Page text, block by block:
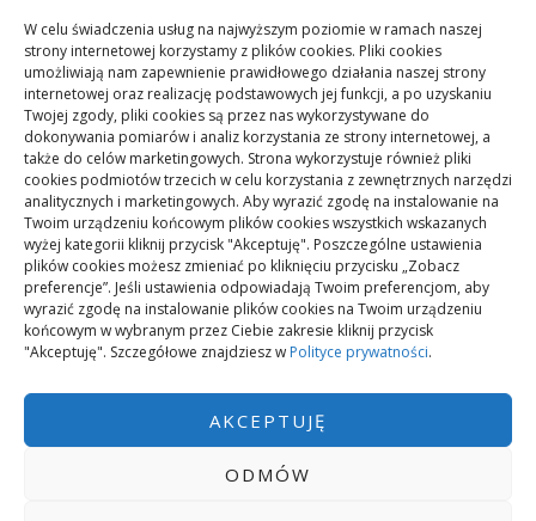
W celu świadczenia usług na najwyższym poziomie w ramach naszej
strony internetowej korzystamy z plików cookies. Pliki cookies
umożliwiają nam zapewnienie prawidłowego działania naszej strony
internetowej oraz realizację podstawowych jej funkcji, a po uzyskaniu
Twojej zgody, pliki cookies są przez nas wykorzystywane do
dokonywania pomiarów i analiz korzystania ze strony internetowej, a
także do celów marketingowych. Strona wykorzystuje również pliki
cookies podmiotów trzecich w celu korzystania z zewnętrznych narzędzi
analitycznych i marketingowych. Aby wyrazić zgodę na instalowanie na
Twoim urządzeniu końcowym plików cookies wszystkich wskazanych
wyżej kategorii kliknij przycisk "Akceptuję". Poszczególne ustawienia
plików cookies możesz zmieniać po kliknięciu przycisku „Zobacz
preferencje”. Jeśli ustawienia odpowiadają Twoim preferencjom, aby
wyrazić zgodę na instalowanie plików cookies na Twoim urządzeniu
końcowym w wybranym przez Ciebie zakresie kliknij przycisk
"Akceptuję". Szczegółowe znajdziesz w Polityce prywatności.
AKCEPTUJĘ
ODMÓW
Mikrorachunek podatkowy: przelewy i księgowanie
Podstawowe rodzaje śrub – przegląd najważniejszych
typów
Pielęgnacja podłogi po remoncie: jak wydłużyć dobry
efekt
Remont podłogi przed przeprowadzką: kolejność prac